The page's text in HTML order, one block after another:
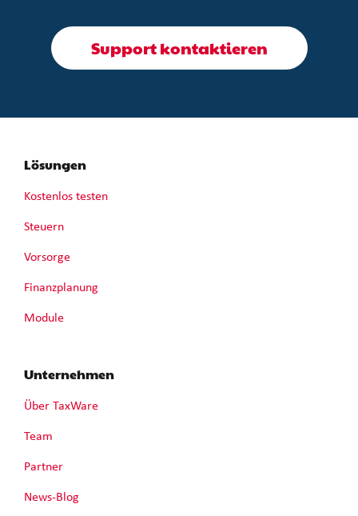
Support kontaktieren
Lösungen
Kostenlos testen
Steuern
Vorsorge
Finanzplanung
Module
Unternehmen
Über TaxWare
Team
Partner
News-Blog